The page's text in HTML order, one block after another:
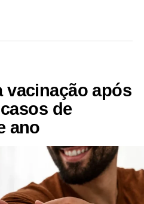
vacinação após
de
ano